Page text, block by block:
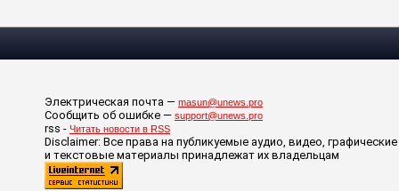
Электрическая почта — masun@unews.pro
Сообщить об ошибке — support@unews.pro
rss - Читать новости в RSS
Disclaimer: Все права на публикуемые аудио, видео, графические
и текстовые материалы принадлежат их владельцам